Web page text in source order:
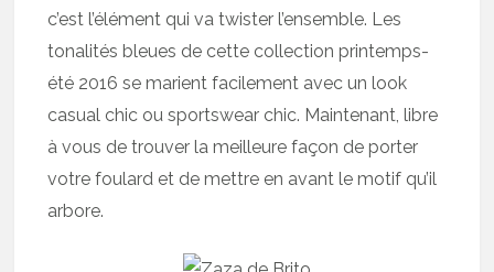
c’est l’élément qui va twister l’ensemble. Les
tonalités bleues de cette collection printemps-
été 2016 se marient facilement avec un look
casual chic ou sportswear chic. Maintenant, libre
à vous de trouver la meilleure façon de porter
votre foulard et de mettre en avant le motif qu’il
arbore.